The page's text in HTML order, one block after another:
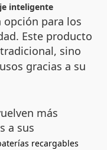
inteligente
opción para los
Este producto
tradicional, sino
gracias a su
más
a sus
recargables